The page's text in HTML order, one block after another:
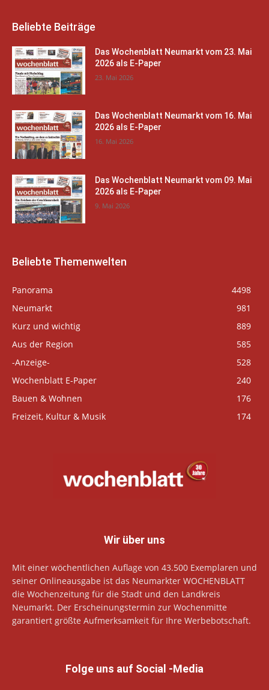
Beliebte Beiträge
Das Wochenblatt Neumarkt vom 23. Mai
2026 als E-Paper
23. Mai 2026
Das Wochenblatt Neumarkt vom 16. Mai
2026 als E-Paper
16. Mai 2026
Das Wochenblatt Neumarkt vom 09. Mai
2026 als E-Paper
9. Mai 2026
Beliebte Themenwelten
Panorama
4498
Neumarkt
981
Kurz und wichtig
889
Aus der Region
585
-Anzeige-
528
Wochenblatt E-Paper
240
Bauen & Wohnen
176
Freizeit, Kultur & Musik
174
Wir über uns
Mit einer wöchentlichen Auflage von 43.500 Exemplaren und
seiner Onlineausgabe ist das Neumarkter WOCHENBLATT
die Wochenzeitung für die Stadt und den Landkreis
Neumarkt. Der Erscheinungstermin zur Wochenmitte
garantiert größte Aufmerksamkeit für Ihre Werbebotschaft.
Folge uns auf Social -Media